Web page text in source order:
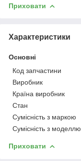
Приховати
Характеристики
Основні
Код запчастини
Виробник
Країна виробник
Стан
Сумісність з маркою
Сумісність з моделлю
Приховати